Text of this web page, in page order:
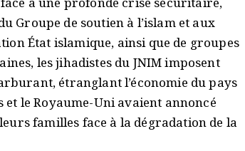
Groupe de soutien à l’islam et aux
État islamique, ainsi que de groupes
les jihadistes du JNIM imposent
étranglant l’économie du pays
et le Royaume-Uni avaient annoncé
familles face à la dégradation de la